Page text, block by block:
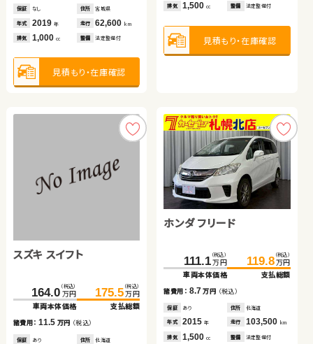
保証 なし 住所 宮城県
年式 2019 年 走行 62,600 km
排気 1,000 cc 整備 法定整備付
見積もり・在庫確認
排気 1,500cc 整備 法定整備付
見積もり・在庫確認
スズキ スイフト
164.0 （税込）
万円
車両本体価格
175.5 （税込）
万円
支払総額
諸費用：11.5 万円 （税込）
保証 あり 住所 北海道
ホンダ フリード
111.1 （税込）
万円
車両本体価格
119.8 （税込）
万円
支払総額
諸費用： 8.7万円 （税込）
保証 あり 住所 北海道
年式 2015年 走行 103,500 km
排気 1,500cc 整備 法定整備付
保証 あり 住所 岩手県
年式 2019 年 走行 59,100 km
排気 1,500 cc 整備 法定整備付
見積もり・在庫確認
保証 あり 住所 青森県
排気 660 整備 法定整備付
140.1（税込）
万円
諸費用：7.3 万円（税込）
なし 埼玉県
年式 2019年 走行
排気 660 整備 なし
トヨタ ノア
83.7 万円
車両本体価格
99.4万円
支払総額
諸費用： 15.7万円 （税込）
2016 117,300
2,000
保証 なし 住所 岡山県
年式 2010 年 走行 105,100km
排気 660cc 整備 法定整備付
見積もり・在庫確認
保証 あり 住所 茨城県
排気 660 整備 法定整備付
216.3（税込）
万円
諸費用：13.2万円（税込）
あり 岩手県
年式 2020年 走行
排気 1,500 整備 法定整備付
トヨタ プリウス
50.8万円
車両本体価格
諸費用：9.0 万円 （税込）
保証 なし 住所 岩手県